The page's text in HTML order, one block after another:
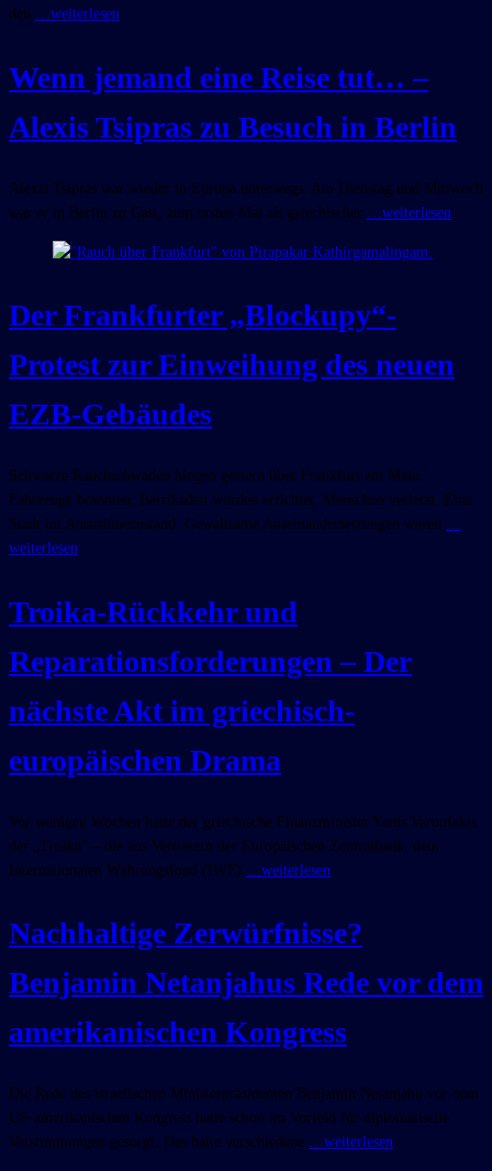
den …weiterlesen
Wenn jemand eine Reise tut… –
Alexis Tsipras zu Besuch in Berlin
Alexis Tsipras war wieder in Europa unterwegs. Am Dienstag und Mittwoch
war er in Berlin zu Gast, zum ersten Mal als griechischer
…weiterlesen
Der Frankfurter „Blockupy“-
Protest zur Einweihung des neuen
EZB-Gebäudes
Schwarze Rauchschwaden hingen gestern über Frankfurt am Main.
Fahrzeuge brannten, Barrikaden wurden errichtet, Menschen verletzt. Eine
Stadt im Ausnahmezustand. Gewaltsame Auseinandersetzungen waren …
weiterlesen
Troika-Rückkehr und
Reparationsforderungen – Der
nächste Akt im griechisch-
europäischen Drama
Vor wenigen Wochen hatte der griechische Finanzminister Yanis Varoufakis
der „Troika“ – die aus Vertretern der Europäischen Zentralbank, dem
Internationalen Währungsfond (IWF)
…weiterlesen
Nachhaltige Zerwürfnisse?
Benjamin Netanjahus Rede vor dem
amerikanischen Kongress
Die Rede des israelischen Ministerpräsidenten Benjamin Netanjahu vor dem
US-amerikanischen Kongress hatte schon im Vorfeld für diplomatische
Verstimmungen gesorgt. Das hatte verschiedene …weiterlesen